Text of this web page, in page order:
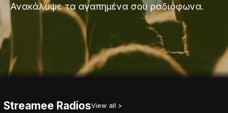
Ανακάλυψε τα αγαπημένα σου ραδιόφωνα.
Streamee RadiosView all >